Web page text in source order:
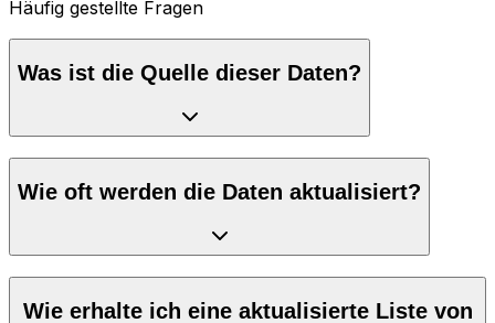
Häufig gestellte Fragen
Was ist die Quelle dieser Daten?
Wie oft werden die Daten aktualisiert?
Wie erhalte ich eine aktualisierte Liste von